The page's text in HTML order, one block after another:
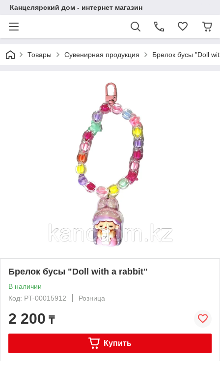
Канцелярский дом - интернет магазин
Товары Сувенирная продукция Брелок бусы "Doll
Брелок бусы "Doll with a rabbit"
В наличии
Код: PT-00015912
Розница
2 200 ₸
Купить